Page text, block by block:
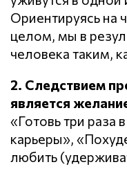
Ориентируясь на
целом, мы в
человека таким,
2. Следствием
является
«Готовь три раза
карьеры»,
любить